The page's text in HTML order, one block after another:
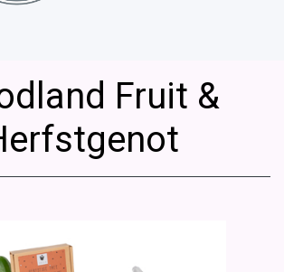
Fruit &